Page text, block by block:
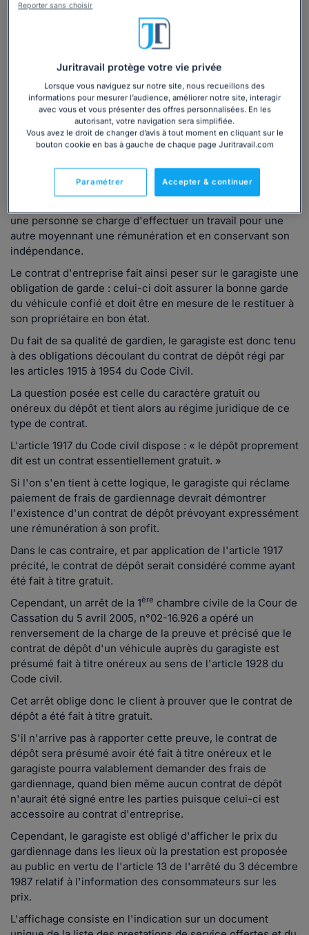
Entretenir et réparer un véhicule
utilisateurs ont consulté ce dossier
Découvrirle dossier
dit la loi
Le client et le garagiste sont liés par un contrat
une personne se charge d'effectuer un travail pour une
autre moyennant une rémunération et en conservant son
indépendance.
Le contrat d'entreprise fait ainsi peser sur le garagiste une
obligation de garde : celui-ci doit assurer la bonne garde
du véhicule confié et doit être en mesure de le restituer à
son propriétaire en bon état.
Du fait de sa qualité de gardien, le garagiste est donc tenu
à des obligations découlant du contrat de dépôt régi par
les articles 1915 à 1954 du Code Civil.
La question posée est celle du caractère gratuit ou
onéreux du dépôt et tient alors au régime juridique de ce
type de contrat.
L'article 1917 du Code civil dispose : « le dépôt proprement
dit est un contrat essentiellement gratuit. »
Si l'on s'en tient à cette logique, le garagiste qui réclame
paiement de frais de gardiennage devrait démontrer
l'existence d'un contrat de dépôt prévoyant expressément
une rémunération à son profit.
Dans le cas contraire, et par application de l'article 1917
précité, le contrat de dépôt serait considéré comme ayant
été fait à titre gratuit.
Cependant, un arrêt de la 1ère chambre civile de la Cour de
Cassation du 5 avril 2005, n°02-16.926 a opéré un
renversement de la charge de la preuve et précisé que le
contrat de dépôt d'un véhicule auprès du garagiste est
présumé fait à titre onéreux au sens de l'article 1928 du
Code civil.
Cet arrêt oblige donc le client à prouver que le contrat de
dépôt a été fait à titre gratuit.
S'il n'arrive pas à rapporter cette preuve, le contrat de
dépôt sera présumé avoir été fait à titre onéreux et le
garagiste pourra valablement demander des frais de
gardiennage, quand bien même aucun contrat de dépôt
n'aurait été signé entre les parties puisque celui-ci est
accessoire au contrat d'entreprise.
Cependant, le garagiste est obligé d'afficher le prix du
gardiennage dans les lieux où la prestation est proposée
au public en vertu de l'article 13 de l'arrêté du 3 décembre
1987 relatif à l'information des consommateurs sur les
prix.
L'affichage consiste en l'indication sur un document
Juritravail protège votre vie privée
Lorsque vous naviguez sur notre site, nous recueillons des
informations pour mesurer l’audience, améliorer notre site, interagir
avec vous et vous présenter des offres personnalisées. En les
autorisant, votre navigation sera simplifiée.
Vous avez le droit de changer d’avis à tout moment en cliquant sur le
bouton cookie en bas à gauche de chaque page Juritravail.com
Accepter & continuer
Paramétrer
Reporter sans choisir